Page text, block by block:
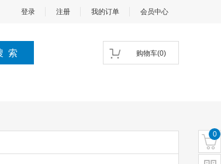
登录 注册 我的订单 会员中心
购物车(0)
0